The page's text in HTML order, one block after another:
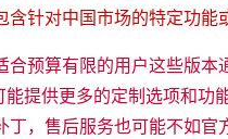
针对中国市场的特定功能
预算有限的用户这些版
提供更多的定制选项和功
，售后服务也可能不如